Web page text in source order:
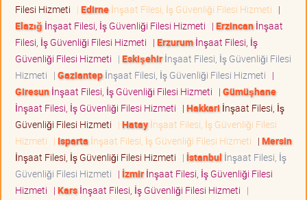
Filesi Hizmeti | Edirneİnşaat Filesi, İş Güvenliği Filesi Hizmeti |
Elazığ İnşaat Filesi, İş Güvenliği Filesi Hizmeti | Erzincanİnşaat
Filesi, İş Güvenliği Filesi Hizmeti | Erzurumİnşaat Filesi, İş
Güvenliği Filesi Hizmeti | Eskişehirİnşaat Filesi, İş Güvenliği Filesi
Hizmeti | Gaziantepİnşaat Filesi, İş Güvenliği Filesi Hizmeti |
Giresunİnşaat Filesi, İş Güvenliği Filesi Hizmeti | Gümüşhane
İnşaat Filesi, İş Güvenliği Filesi Hizmeti | Hakkari İnşaat Filesi, İş
Güvenliği Filesi Hizmeti | Hatayİnşaat Filesi, İş Güvenliği Filesi
Hizmeti | Isparta İnşaat Filesi, İş Güvenliği Filesi Hizmeti | Mersin
İnşaat Filesi, İş Güvenliği Filesi Hizmeti | İstanbul İnşaat Filesi, İş
Güvenliği Filesi Hizmeti | İzmirİnşaat Filesi, İş Güvenliği Filesi
Hizmeti | Karsİnşaat Filesi, İş Güvenliği Filesi Hizmeti |